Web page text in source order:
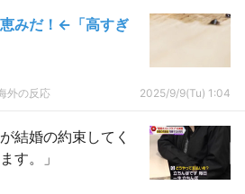
みだ！←「高すぎ
外の反応 2025/9/9(Tu) 1:04
結婚の約束してく
す。」